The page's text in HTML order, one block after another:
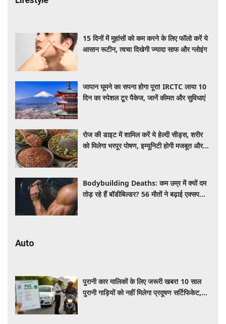
15 दिनों में मुहांसों को कम करने के लिए फॉलो करें ये
आसान रूटीन, त्वचा दिखेगी ज्यादा साफ और ग्लोइंग
जापान घूमने का सपना होगा पूरा! IRCTC लाया 10
दिन का स्पेशल टूर पैकेज, जानें कीमत और सुविधाएं
रोज की डाइट में शामिल करें ये हेल्दी सीड्स, शरीर
को मिलेगा भरपूर पोषण, इम्यूनिटी होगी मजबूत और
Bodybuilding Deaths: कम उम्र में क्यों दम
तोड़ रहे हैं बॉडीबिल्डर? 56 मौतों ने बढ़ाई एक्सपर्ट्स
Auto
पुरानी कार मालिकों के लिए जरूरी खबर! 10 साल
पुरानी गाड़ियों को नहीं मिलेगा प्रदूषण सर्टिफिकेट,